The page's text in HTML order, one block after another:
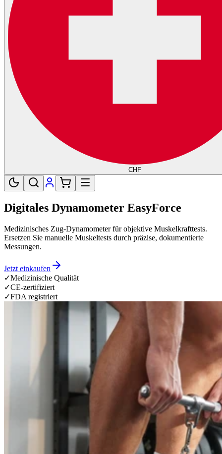
CHF
Digitales Dynamometer EasyForce
Medizinisches Zug-Dynamometer für objektive Muskelkrafttests.
Ersetzen Sie manuelle Muskeltests durch präzise, dokumentierte
Messungen.
Jetzt einkaufen
✓Medizinische Qualität
✓CE-zertifiziert
✓FDA registriert